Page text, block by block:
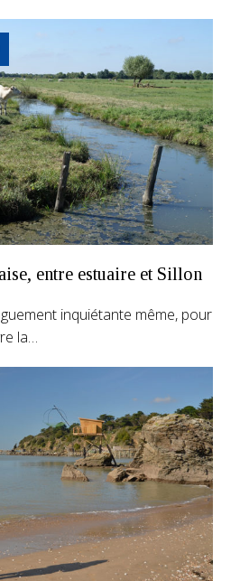
entre estuaire et Sillon
inquiétante même, pour
la…